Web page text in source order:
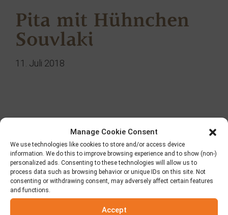
Manage Cookie Consent
We use technologies like cookies to store and/or access device
information. We do this to improve browsing experience and to show (non-)
personalized ads. Consenting to these technologies will allow us to
process data such as browsing behavior or unique IDs on this site. Not
consenting or withdrawing consent, may adversely affect certain features
and functions.
Accept
Pita mit Hühnchen
Souvlaki
11. Juli 2018